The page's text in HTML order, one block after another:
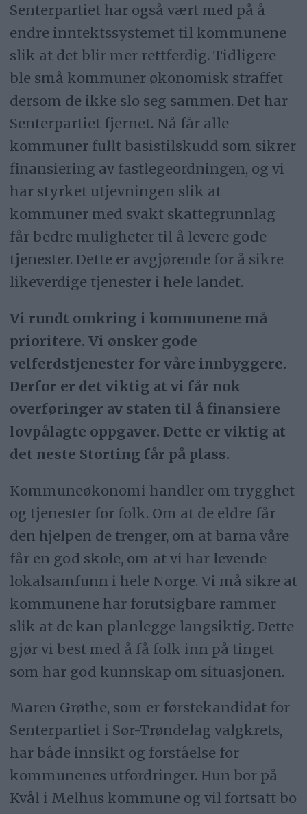
Senterpartiet har også vært med på å
endre inntektssystemet til kommunene
slik at det blir mer rettferdig. Tidligere
ble små kommuner økonomisk straffet
dersom de ikke slo seg sammen. Det har
Senterpartiet fjernet. Nå får alle
kommuner fullt basistilskudd som sikrer
finansiering av fastlegeordningen, og vi
har styrket utjevningen slik at
kommuner med svakt skattegrunnlag
får bedre muligheter til å levere gode
tjenester. Dette er avgjørende for å sikre
likeverdige tjenester i hele landet.
Vi rundt omkring i kommunene må
prioritere. Vi ønsker gode
velferdstjenester for våre innbyggere.
Derfor er det viktig at vi får nok
overføringer av staten til å finansiere
lovpålagte oppgaver. Dette er viktig at
det neste Storting får på plass.
Kommuneøkonomi handler om trygghet
og tjenester for folk. Om at de eldre får
den hjelpen de trenger, om at barna våre
får en god skole, om at vi har levende
lokalsamfunn i hele Norge. Vi må sikre at
kommunene har forutsigbare rammer
slik at de kan planlegge langsiktig. Dette
gjør vi best med å få folk inn på tinget
som har god kunnskap om situasjonen.
Maren Grøthe, som er førstekandidat for
Senterpartiet i Sør-Trøndelag valgkrets,
har både innsikt og forståelse for
kommunenes utfordringer. Hun bor på
Kvål i Melhus kommune og vil fortsatt bo